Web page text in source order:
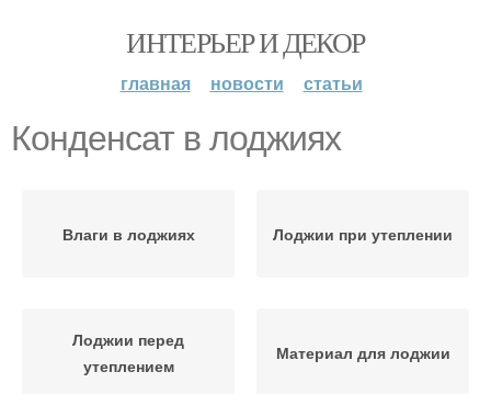
ИНТЕРЬЕР И ДЕКОР
главная новости статьи
Конденсат в лоджиях
Влаги в лоджиях Лоджии при утеплении
Лоджии перед
утеплением
Материал для лоджии